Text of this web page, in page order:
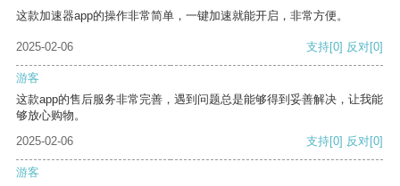
这款加速器app的操作非常简单，一键加速就能开启，非常方便。
2025-02-06 支持[0] 反对[0]
游客
这款app的售后服务非常完善，遇到问题总是能够得到妥善解决，让我能
够放心购物。
2025-02-06
支持[0] 反对[0]
游客